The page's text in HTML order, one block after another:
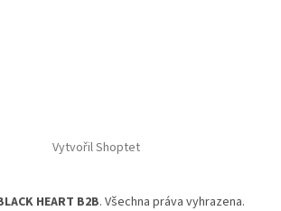
Vytvořil Shoptet
HEART B2B. Všechna práva vyhrazena.